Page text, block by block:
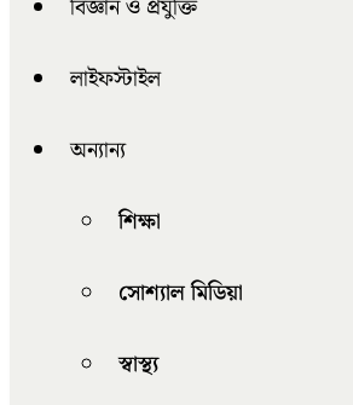
বিজ্ঞান ও প্রযুক্তি
লাইফস্টাইল
অন্যান্য
শিক্ষা
সোশ্যাল মিডিয়া
স্বাস্থ্য